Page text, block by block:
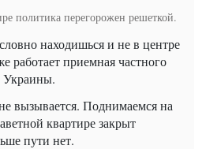
политика перегорожен решеткой.
находишься и не в центре
работает приемная частного
Украины.
вызывается. Поднимаемся на
квартире закрыт
пути нет.